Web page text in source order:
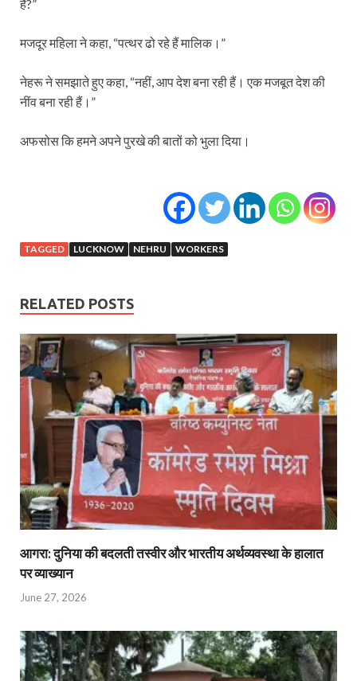
हैं?”
मजदूर महिला ने कहा, “पत्थर ढो रहे हैं मालिक।”
नेहरू ने समझाते हुए कहा, “नहीं, आप देश बना रही हैं। एक मजबूत देश की
नींव बना रही हैं।”
अफसोस कि हमने अपने पुरखे की बातों को भुला दिया।
TAGGED LUCKNOW NEHRU WORKERS
RELATED POSTS
आगरा: दुनिया की बदलती तस्वीर और भारतीय अर्थव्यवस्था के हालात
पर व्याख्यान
June 27, 2026